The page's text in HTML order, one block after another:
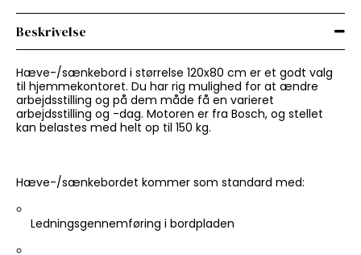
Beskrivelse
Hæve-/sænkebord i størrelse 120x80 cm er et godt valg
til hjemmekontoret. Du har rig mulighed for at ændre
arbejdsstilling og på dem måde få en varieret
arbejdsstilling og -dag. Motoren er fra Bosch, og stellet
kan belastes med helt op til 150 kg.
Hæve-/sænkebordet kommer som standard med:
Ledningsgennemføring i bordpladen